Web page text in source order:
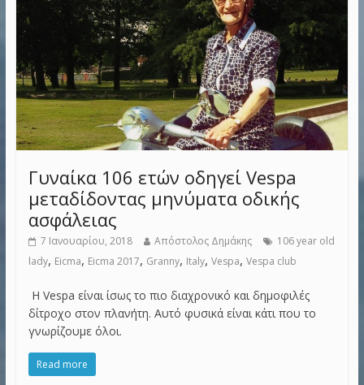
Γυναίκα 106 ετών οδηγεί Vespa
μεταδίδοντας μηνύματα οδικής
ασφάλειας
7 Ιανουαρίου, 2018 Απόστολος Δημάκης
106 year old
lady, Eicma, Eicma 2017, Granny, Italy, Vespa, Vespa club
Η Vespa είναι ίσως το πιο διαχρονικό και δημοφιλές
δίτροχο στον πλανήτη. Αυτό φυσικά είναι κάτι που το
γνωρίζουμε όλοι.
Read more